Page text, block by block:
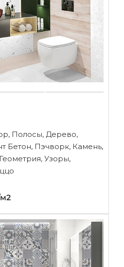
Полосы, Дерево,
Бетон, Пэчворк, Камень,
Узоры,